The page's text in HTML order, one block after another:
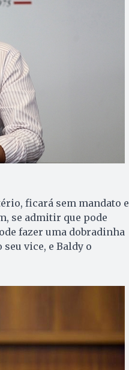
ficará sem mandato e
se admitir que pode
fazer uma dobradinha
vice, e Baldy o